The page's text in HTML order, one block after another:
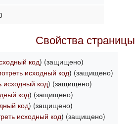
Свойства страницы
код) (защищено)
исходный код) (защищено)
исходный код) (защищено)
код) (защищено)
код) (защищено)
исходный код) (защищено)